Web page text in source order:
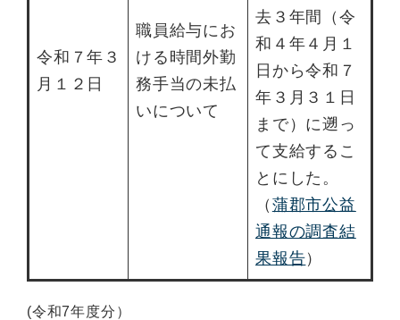
令和７年３
月１２日
職員給与にお
ける時間外勤
務手当の未払
いについて
去３年間（令
和４年４月１
日から令和７
年３月３１日
まで）に遡っ
て支給するこ
とにした。
（ 蒲郡市公益
通報の調査結
果報告）
(令和7年度分）